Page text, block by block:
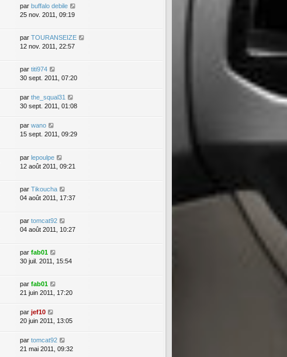
par buffalo debile
25 nov. 2011, 09:19
par TOURANSEIZE
12 nov. 2011, 22:57
par titi974
30 sept. 2011, 07:20
par the_squal31
30 sept. 2011, 01:08
par wano
15 sept. 2011, 09:29
par lepoulpe
12 août 2011, 09:21
par Tikoucha
04 août 2011, 17:37
par tomcat92
04 août 2011, 10:27
par fab01
30 juil. 2011, 15:54
par fab01
21 juin 2011, 17:20
par jef10
20 juin 2011, 13:05
par tomcat92
21 mai 2011, 09:32